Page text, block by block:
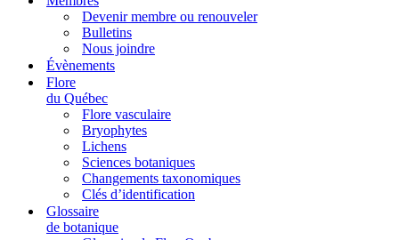
Devenir membre ou renouveler
Bulletins
Nous joindre
Évènements
Flore
du Québec
Flore vasculaire
Bryophytes
Lichens
Sciences botaniques
Changements taxonomiques
Clés d’identification
Glossaire
de botanique